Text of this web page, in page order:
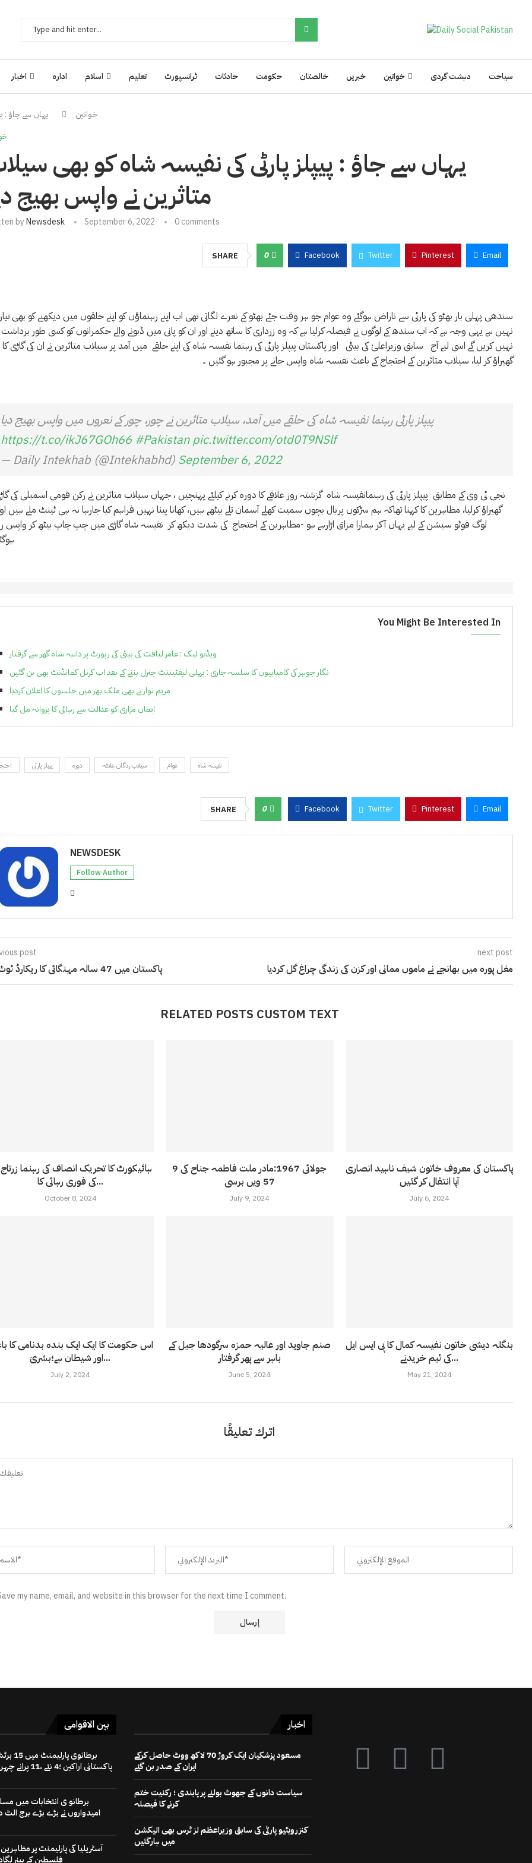
اخبار ادارہ اسلام تعلیم ٹرانسپورٹ حادثات حکومت خالصتان خبریں خواتین دہشت گردی سیاحت
خواتین یہاں سے جاؤ :
یہاں سے جاؤ : پیپلز پارٹی کی نفیسہ شاہ کو بھی
متاثرین نے واپس بھیج
byNewsdesk September 6, 2022 0 comments
SHARE 0 Facebook Twitter Pinterest Email
سندھی پہلی بار بھٹو کی پارٹی سے ناراض ہوگئے وہ عوام جو ہر وقت جئے بھٹو کے نعرے لگاتی تھی اب اپنے رہنماؤں کو اپنے حلقوں میں دیکھنے کو بھی تیار
نہیں ہے یہی وجہ ہے کہ اب سندھ کے لوگوں نے فیصلہ کرلیا ہے کہ وہ زرداری کا ساتھ دینے اور ان کو پانی میں ڈبونے والے حکمرانوں کو کسی طور برداشت
نہیں کریں گے اسی لیے آج سابق وزیراعلیٰ کی بیٹی اور پاکستان پیپلز پارٹی کی رہنما نفیسہ شاہ کی اپنے حلقے میں آمد پر سیلاب متاثرین نے ان کی گاڑی کا
گھیراؤ کر لیا، سیلاب متاثرین کے احتجاج کے باعث نفیسہ شاہ واپس جانے پر مجبور ہو گئیں ۔
پیپلز پارٹی رہنما نفیسہ شاہ کی حلقے میں آمد، سیلاب متاثرین نے چور، چور کے نعروں میں واپس بھیج دیا
https://t.co/ikJ67GOh66 #Pakistan pic.twitter.com/otd0T9NSlf
— Daily Intekhab (@Intekhabhd) September 6, 2022
نجی ٹی وی کے مطابق پیپلز پارٹی کی رہنمانفیسہ شاہ گزشتہ روز علاقے کا دورہ کرنے کیلئے پہنچیں ، جہاں سیلاب متاثرین نے رکن قومی اسمبلی کی
گھیراؤ کرلیا، مظاہرین کا کہنا تھاکہ ہم سڑکوں پربال بچوں سمیت کھلے آسمان تلے بیٹھے ہیں، کھانا پینا نہیں فراہم کیا جارہا نہ ہی ٹینٹ ملے ہیں
لوگ فوٹو سیشن کے لیے یہاں آکر ہمارا مزاق اڑارہے ہو -مظاہرین کے احتجاج کی شدت دیکھ کر نفیسہ شاہ گاڑی میں چپ چاپ بیٹھ کر واپس
You Might Be Interested In
ویڈیو لیک : عامر لیاقت کی بیٹی کی رپورٹ پر دانیہ شاہ گھر سے گرفتار
نگار جوہر کی کامیابیوں کا سلسہ جاری : پہلی لیفٹیننٹ جنرل بننے کے بعد اب کرنل کمانڈنٹ بھی بن گئیں
مریم نواز نے بھی ملک بھر میں جلسوں کا اعلان کردیا
ایمان مزاری کو عدالت سے رہائی کا پروانہ مل گیا
پیپلز پارتی دورہ سیلاب زدگان علاقہ عوام نفیسہ شاہ
SHARE 0 Facebook Twitter Pinterest Email
NEWSDESK
Follow Author
post
پاکستان میں 47 سالہ مہنگائی کا ریکارڈ ٹوٹ گیا
next post
مغل پورہ میں بھانجے نے ماموں ممانی اور کزن کی زندگی چراغ گل کردیا
RELATED POSTS CUSTOM TEXT
ہائیکورٹ کا تحریک انصاف کی رہنما
کی فوری رہائی کا...
October 8, 2024
9 جولائی 1967:مادر ملت فاطمہ جناح کی
57 ویں برسی
July 9, 2024
پاکستان کی معروف خاتون شیف ناہید انصاری
آپا انتقال کر گئیں
July 6, 2024
اس حکومت کا ایک ایک بندہ بدنامی کا
اور شیطان ہے؛بشریٰ...
July 2, 2024
صنم جاوید اور عالیہ حمزہ سرگودھا جیل کے
باہر سے پھر گرفتار
June 5, 2024
بنگلہ دیشی خاتون نفیسہ کمال کا پی ایس ایل
کی ٹیم خریدنے...
May 21, 2024
اترك تعليقًا
my name, email, and website in this browser for the next time I comment.
بین الاقوامی
برطانوی
پاکستانی اراکین ؛4 نئے ،11 پرانے چہرے
برطانو ی انتخابات میں
امیدواروں نے بڑے بڑے برج الٹ
آسٹریلیا کی پارلیمنٹ پر مظاہرین
فلسطین کے بینر
اخبار
مسعود پزشکیان ایک کروڑ 70 لاکھ ووٹ حاصل کرکے
ایران کے صدر بن گئے
سیاست دانوں کے جھوٹ بولنے پر پابندی ؛ رکنیت ختم
کرنے کا فیصلہ
کنزرویٹیو پارٹی کی سابق وزیراعظم لز ٹرس بھی الیکشن
میں ہارگئیں